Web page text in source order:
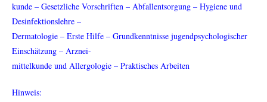
kunde – Gesetzliche Vorschriften – Abfallentsorgung – Hygiene und
Desinfektionslehre –
Dermatologie – Erste Hilfe – Grundkenntnisse jugendpsychologischer
Einschätzung – Arznei-
mittelkunde und Allergologie – Praktisches Arbeiten
Hinweis: